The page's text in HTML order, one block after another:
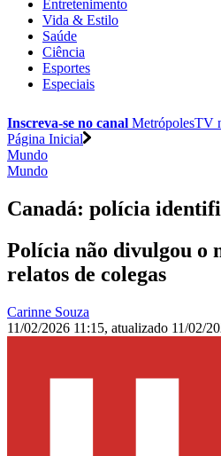
Entretenimento
Vida & Estilo
Saúde
Ciência
Esportes
Especiais
Inscreva-se no canal MetrópolesTV
Página Inicial
Mundo
Mundo
Canadá: polícia
Polícia não divulgou o
relatos de colegas
Carinne Souza
11/02/2026 11:15, atualizado 11/02/